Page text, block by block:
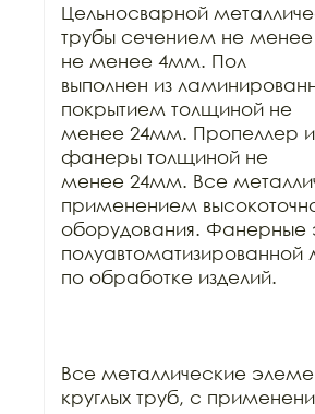
Цельносварной
трубы сечением не
не менее 4мм. Пол
выполнен из
покрытием толщиной не
менее 24мм. Пропеллер и
фанеры толщиной не
менее 24мм. Все
применением
оборудования. Фанерные
полуавтоматизированной
по обработке изделий.
Все металлические
круглых труб, с